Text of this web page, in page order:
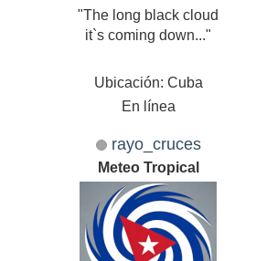
"The long black cloud
it`s coming down..."
Ubicación: Cuba
En línea
rayo_cruces
Meteo Tropical